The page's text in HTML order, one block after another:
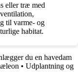
eller træ med
til varme- og
habitat.
du en havedam
• Udplantning og